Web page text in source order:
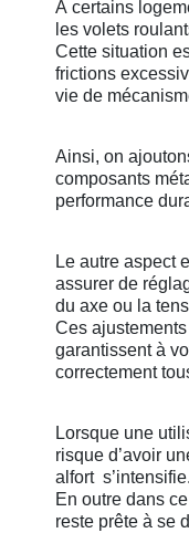
À certains
les volets
Cette situation
frictions
vie de
Ainsi, on
composants
performance
Le autre aspect
assurer de
du axe ou la
Ces
garantissent à
correctement
Lorsque une
risque d’avoir
alfort s’intensifie.
En outre dans
reste prête à se